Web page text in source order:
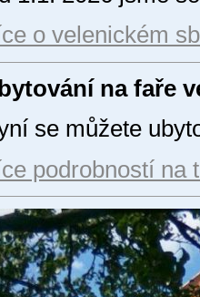
o velenickém
na faře
se můžete
podrobností na